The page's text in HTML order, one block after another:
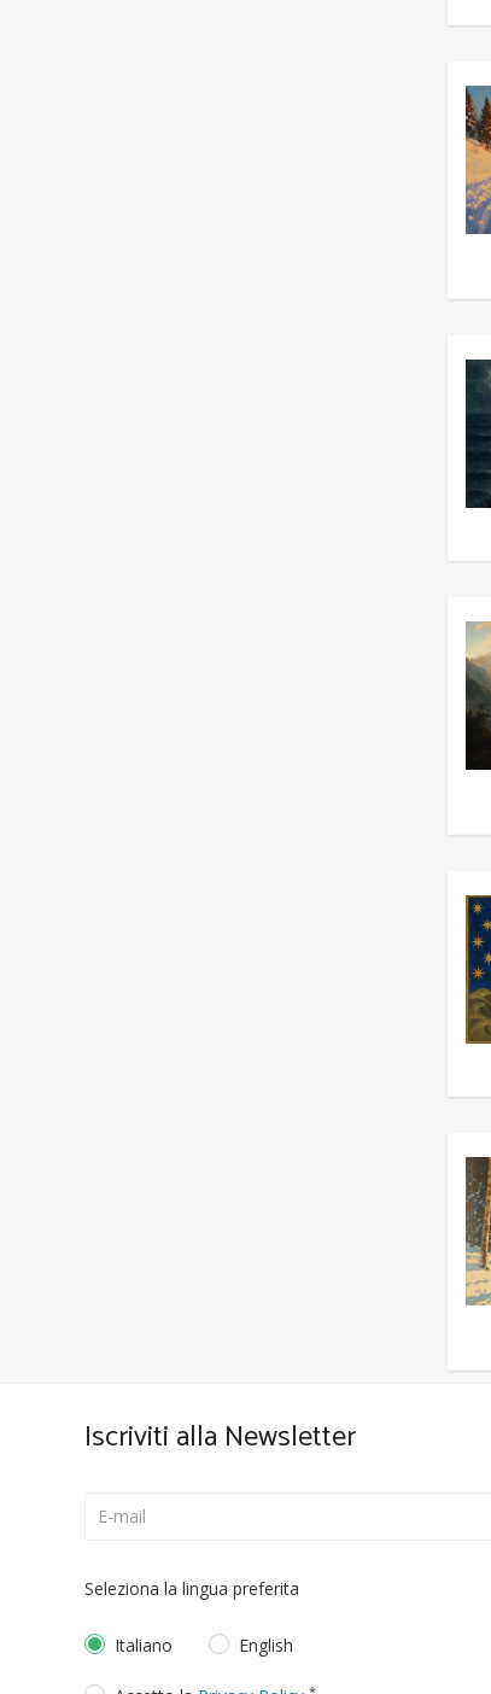
Iscriviti alla Newsletter
Seleziona la lingua preferita
Italiano English